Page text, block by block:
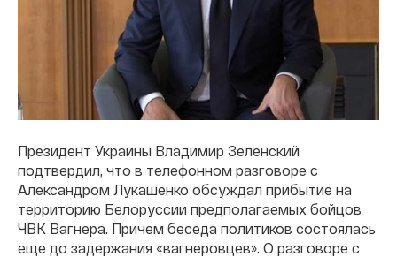
Президент Украины Владимир Зеленский
подтвердил, что в телефонном разговоре с
Александром Лукашенко обсуждал прибытие на
территорию Белоруссии предполагаемых бойцов
ЧВК Вагнера. Причем беседа политиков состоялась
еще до задержания «вагнеровцев». О разговоре с